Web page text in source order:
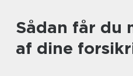
Sådan får du
af dine